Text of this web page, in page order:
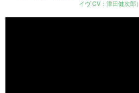
イヴ CV：津田健次郎）